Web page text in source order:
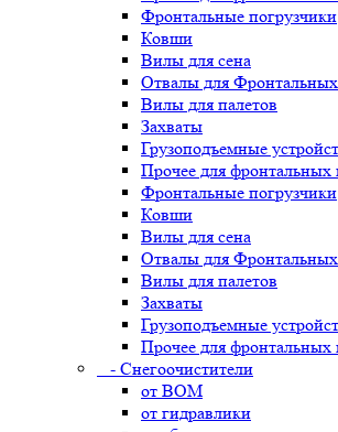
Фронтальные погрузчики
Ковши
Вилы для сена
Отвалы для Фронтальных
Вилы для палетов
Захваты
Грузоподъемные
Прочее для фронтальных
Фронтальные погрузчики
Ковши
Вилы для сена
Отвалы для Фронтальных
Вилы для палетов
Захваты
Грузоподъемные
Прочее для фронтальных
- Снегоочистители
от ВОМ
от гидравлики